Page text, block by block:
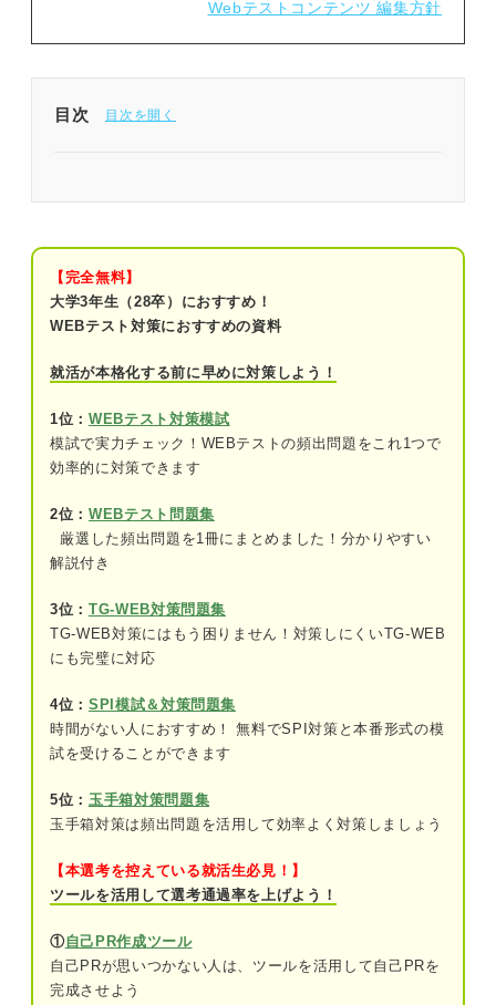
Webテストコンテンツ 編集方針
目次
玉手箱の英語「長文読解」練習問題5問｜楳内さん
による解説付き！
問題1（難易度：★★☆☆☆）
問題4（難易度：★★★★☆）
玉手箱の英語「長文読解」を対策する際のポイント
【完全無料】
大学3年生（28卒）におすすめ！
WEBテスト対策におすすめの資料
就活が本格化する前に早めに対策しよう！
1位： WEBテスト対策模試
模試で実力チェック！WEBテストの頻出問題をこれ1つで
効率的に対策できます
2位： WEBテスト問題集
厳選した頻出問題を1冊にまとめました！分かりやすい
解説付き
3位： TG-WEB対策問題集
TG-WEB対策にはもう困りません！対策しにくいTG-WEB
にも完璧に対応
4位： SPI模試＆対策問題集
時間がない人におすすめ！ 無料でSPI対策と本番形式の模
試を受けることができます
5位： 玉手箱対策問題集
玉手箱対策は頻出問題を活用して効率よく対策しましょう
【本選考を控えている就活生必見！】
ツールを活用して選考通過率を上げよう！
①自己PR作成ツール
自己PRが思いつかない人は、ツールを活用して自己PRを
完成させよう